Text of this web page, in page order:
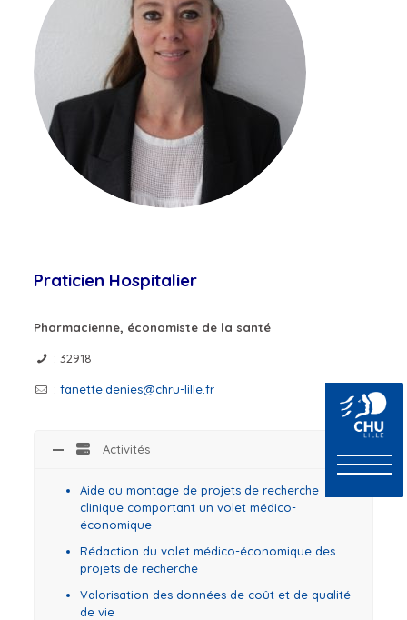
Praticien Hospitalier
Pharmacienne, économiste de la santé
: 32918
: fanette.denies@chru-lille.fr
Activités
Aide au montage de projets de recherche
clinique comportant un volet médico-
économique
Rédaction du volet médico-économique des
projets de recherche
Valorisation des données de coût et de qualité
de vie